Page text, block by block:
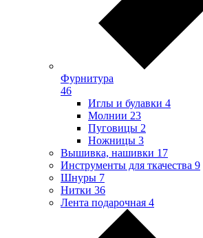
Фурнитура
46
Иглы и булавки 4
Молнии 23
Пуговицы 2
Ножницы 3
Вышивка, нашивки 17
Инструменты для ткачества 9
Шнуры 7
Нитки 36
Лента подарочная 4